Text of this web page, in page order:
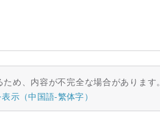
め、内容が不完全な場合があります。
示（中国語-繁体字）